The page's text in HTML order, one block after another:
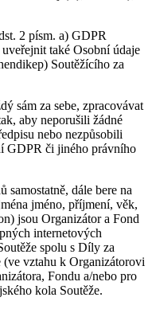
2 písm. a) GDPR
také Osobní údaje
Soutěžícího za
sám za sebe, zpracovávat
aby neporušili žádné
nebo nezpůsobili
GDPR či jiného právního
samostatně, dále bere na
jméno, příjmení, věk,
jsou Organizátor a Fond
internetových
spolu s Díly za
(ve vztahu k Organizátorovi
Fondu a/nebo pro
kola Soutěže.